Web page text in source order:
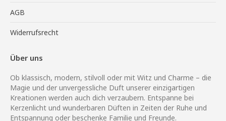
AGB
Widerrufsrecht
Über uns
Ob klassisch, modern, stilvoll oder mit Witz und Charme – die
Magie und der unvergessliche Duft unserer einzigartigen
Kreationen werden auch dich verzaubern. Entspanne bei
Kerzenlicht und wunderbaren Düften in Zeiten der Ruhe und
Entspannung oder beschenke Familie und Freunde.